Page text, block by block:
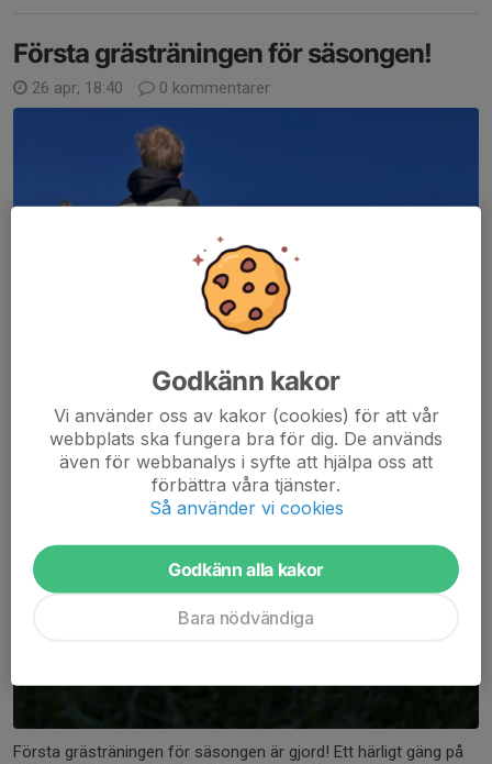
Första grästräningen för säsongen!
26 apr, 18:40 0 kommentarer
Första grästräningen för säsongen är gjord! Ett härligt gäng på
Godkänn kakor
Vi använder oss av kakor (cookies) för att vår
webbplats ska fungera bra för dig. De används
även för webbanalys i syfte att hjälpa oss att
förbättra våra tjänster.
Så använder vi cookies
Godkänn alla kakor
Bara nödvändiga